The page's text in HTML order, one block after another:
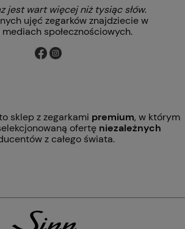
jest wart więcej niż tysiąc słów.
ujęć zegarków znajdziecie w
mediach społecznościowych.
sklep z zegarkami premium, w którym
ofertę niezależnych
z całego świata.